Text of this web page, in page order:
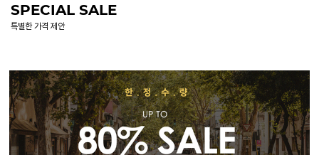
SPECIAL SALE
특별한 가격 제안